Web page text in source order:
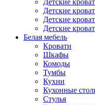
Детские
Детские
Детские
Детские
Белая мебель
Кровати
Шкафы
Комоды
Тумбы
Кухни
Кухонные
Стулья